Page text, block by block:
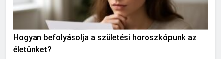
Hogyan befolyásolja a születési horoszkópunk az
életünket?